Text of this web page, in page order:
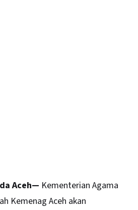
Aceh— Kementerian Agama
Kemenag Aceh akan